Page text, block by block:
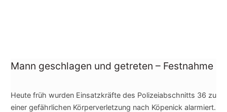
Mann geschlagen und getreten – Festnahme
Heute früh wurden Einsatzkräfte des Polizeiabschnitts 36 zu
einer gefährlichen Körperverletzung nach Köpenick alarmiert.